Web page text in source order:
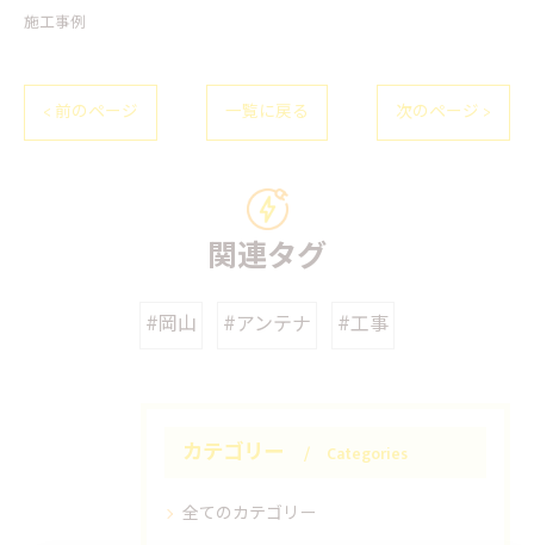
施工事例
< 前のページ 一覧に戻る 次のページ >
関連タグ
#岡山 #アンテナ #工事
カテゴリー Categories
全てのカテゴリー